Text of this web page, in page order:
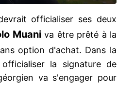
officialiser ses deux
Muaniva être prêté à la
option d'achat. Dans la
la signature de
va s'engager pour